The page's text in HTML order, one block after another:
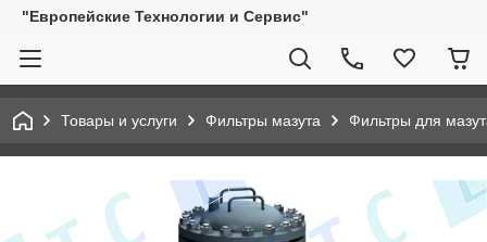
"Европейские Технологии и Сервис"
Товары и услуги Фильтры мазута Фильтры для